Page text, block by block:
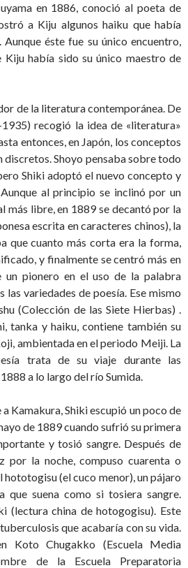
en 1886, conoció al poeta de
a Kiju algunos haiku que había
éste fue su único encuentro,
Kiju había sido su único maestro de
de la literatura contemporánea. De
recogió la idea de «literatura»
entonces, en Japón, los conceptos
discretos. Shoyo pensaba sobre todo
Shiki adoptó el nuevo concepto y
al principio se inclinó por un
más libre, en 1889 se decantó por la
escrita en caracteres chinos), la
que cuanto más corta era la forma,
y finalmente se centró más en
un pionero en el uso de la palabra
las variedades de poesía. Ese mismo
(Colección de las Siete Hierbas) .
tanka y haiku, contiene también su
ambientada en el periodo Meiji. La
trata de su viaje durante las
a lo largo del río Sumida.
Kamakura, Shiki escupió un poco de
de 1889 cuando sufrió su primera
y tosió sangre. Después de
por la noche, compuso cuarenta o
hototogisu (el cuco menor), un pájaro
que suena como si tosiera sangre.
(lectura china de hotogogisu). Este
que acabaría con su vida.
Koto Chugakko (Escuela Media
de la Escuela Preparatoria